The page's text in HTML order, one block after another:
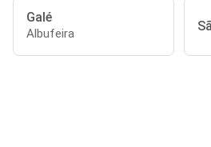
Galé
Albufeira